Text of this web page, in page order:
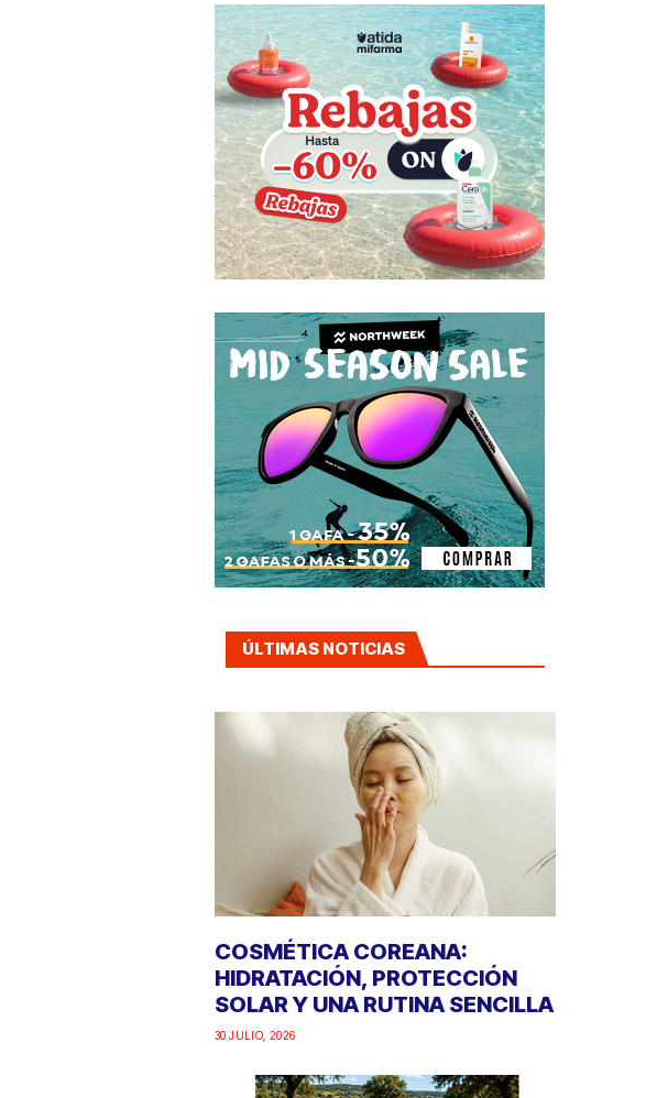
ÚLTIMAS NOTICIAS
COSMÉTICA COREANA:
HIDRATACIÓN, PROTECCIÓN
SOLAR Y UNA RUTINA SENCILLA
30 JULIO, 2026